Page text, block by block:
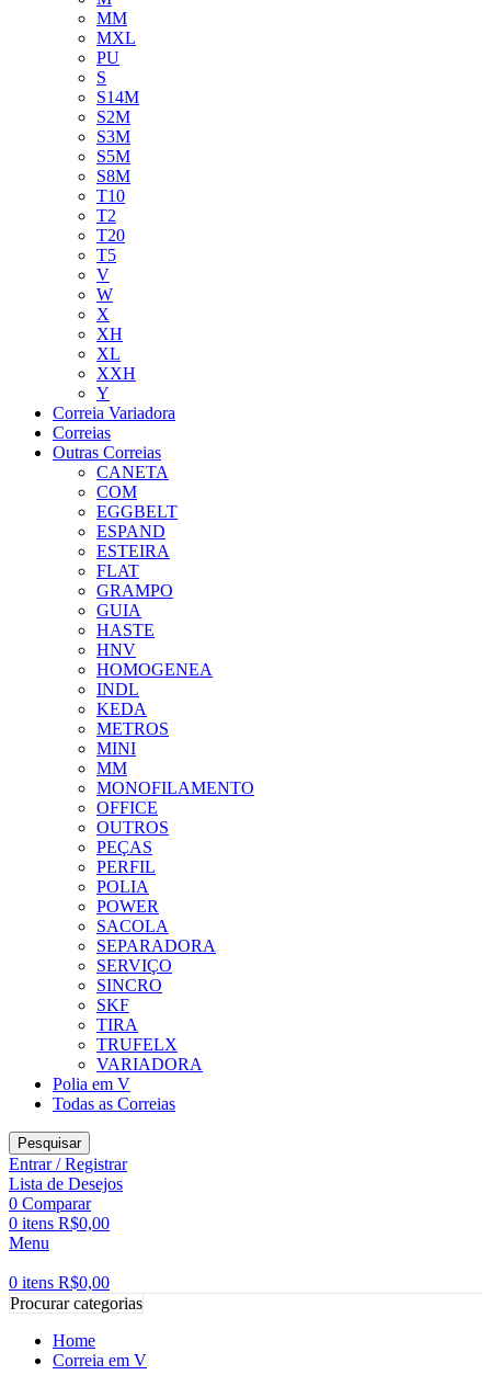
MM
MXL
PU
S
S14M
S2M
S3M
S5M
S8M
T10
T2
T20
T5
V
W
X
XH
XL
XXH
Y
Correia Variadora
Correias
Outras Correias
CANETA
COM
EGGBELT
ESPAND
ESTEIRA
FLAT
GRAMPO
GUIA
HASTE
HNV
HOMOGENEA
INDL
KEDA
METROS
MINI
MM
MONOFILAMENTO
OFFICE
OUTROS
PEÇAS
PERFIL
POLIA
POWER
SACOLA
SEPARADORA
SERVIÇO
SINCRO
SKF
TIRA
TRUFELX
VARIADORA
Polia em V
Todas as Correias
Pesquisar
Entrar / Registrar
Lista de Desejos
0 Comparar
0 itens R$0,00
Menu
0 itens R$0,00
Procurar categorias
Home
Correia em V